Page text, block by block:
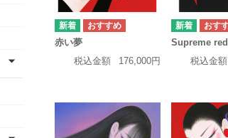
赤い夢
税込金額
176,000円
Supreme red
税込金額